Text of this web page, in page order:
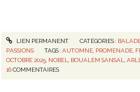
LIEN PERMANENT CATÉGORIES :
PASSIONS
TAGS :AUTOMNE, PROMENADE,
OCTOBRE 2025, NOBEL, BOUALEM SANSAL,
16COMMENTAIRES